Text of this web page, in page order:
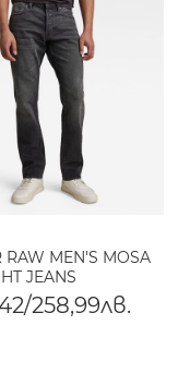
RAW MEN'S MOSA
JEANS
258,99лв.